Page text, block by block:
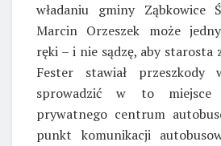
władaniu gminy Ząbkowice
Marcin Orzeszek może
ręki – i nie sądzę, aby starosta
Fester stawiał
sprowadzić w to miejsce
prywatnego centrum
punkt komunikacji